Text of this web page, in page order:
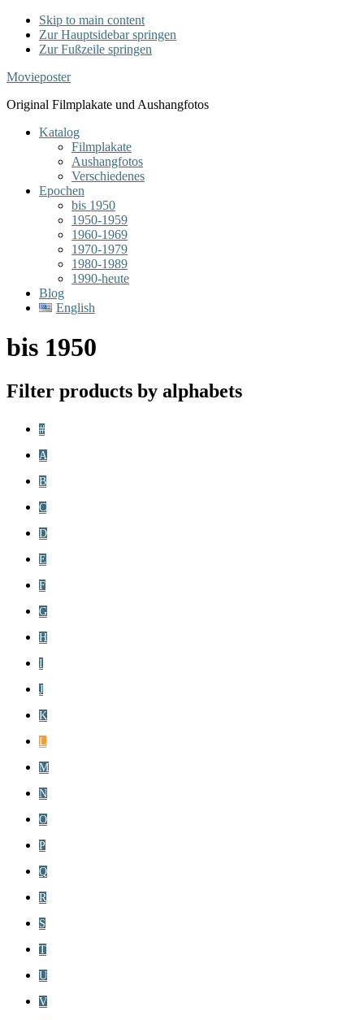
Skip to main content
Zur Hauptsidebar springen
Zur Fußzeile springen
Movieposter
Original Filmplakate und Aushangfotos
Katalog
Filmplakate
Aushangfotos
Verschiedenes
Epochen
bis 1950
1950-1959
1960-1969
1970-1979
1980-1989
1990-heute
Blog
English
bis 1950
Filter products by alphabets
#
A
B
C
D
E
F
G
H
I
J
K
L
M
N
O
P
Q
R
S
T
U
V